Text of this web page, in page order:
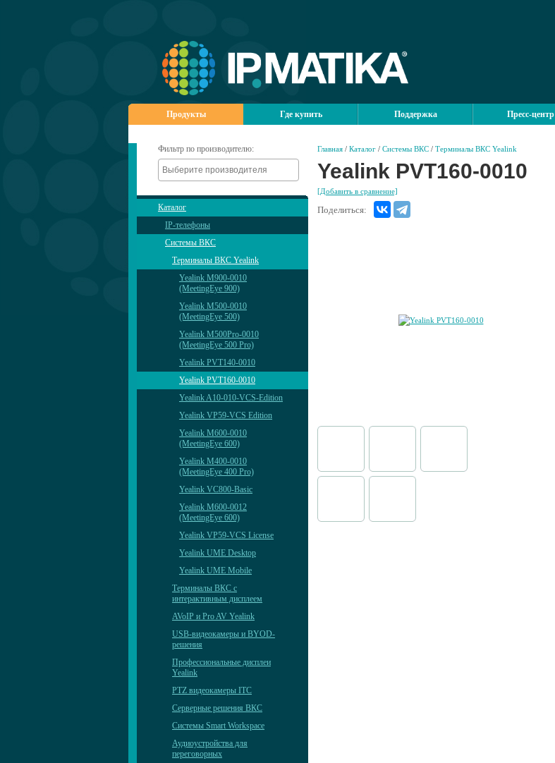
Продукты Где купить Поддержка Пресс-центр
Фильтр по производителю:
Каталог
IP-телефоны
Системы ВКС
Терминалы ВКС Yealink
Yealink M900-0010
(MeetingEye 900)
Yealink M500-0010
(MeetingEye 500)
Yealink M500Pro-0010
(MeetingEye 500 Pro)
Yealink PVT140-0010
Yealink PVT160-0010
Yealink A10-010-VCS-Edition
Yealink VP59-VCS Edition
Yealink M600-0010
(MeetingEye 600)
Yealink M400-0010
(MeetingEye 400 Pro)
Yealink VC800-Basic
Yealink M600-0012
(MeetingEye 600)
Yealink VP59-VCS License
Yealink UME Desktop
Yealink UME Mobile
Терминалы ВКС с
интерактивным дисплеем
AVoIP и Pro AV Yealink
USB-видеокамеры и BYOD-
решения
Профессиональные дисплеи
Yealink
PTZ видеокамеры ITC
Серверные решения ВКС
Системы Smart Workspace
Аудиоустройства для
переговорных
Главная / Каталог / Системы ВКС / Терминалы ВКС Yealink
Yealink PVT160-0010
[Добавить в сравнение]
Поделиться: